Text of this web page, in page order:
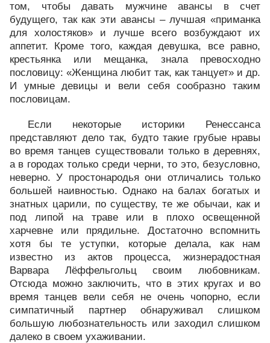
том, чтобы давать мужчине авансы в счет
будущего, так как эти авансы – лучшая «приманка
для холостяков» и лучше всего возбуждают их
аппетит. Кроме того, каждая девушка, все равно,
крестьянка или мещанка, знала превосходно
пословицу: «Женщина любит так, как танцует» и др.
И умные девицы и вели себя сообразно таким
пословицам.
Если некоторые историки Ренессанса
представляют дело так, будто такие грубые нравы
во время танцев существовали только в деревнях,
а в городах только среди черни, то это, безусловно,
неверно. У простонародья они отличались только
большей наивностью. Однако на балах богатых и
знатных царили, по существу, те же обычаи, как и
под липой на траве или в плохо освещенной
харчевне или прядильне. Достаточно вспомнить
хотя бы те уступки, которые делала, как нам
известно из актов процесса, жизнерадостная
Варвара Лёффельгольц своим любовникам.
Отсюда можно заключить, что в этих кругах и во
время танцев вели себя не очень чопорно, если
симпатичный партнер обнаруживал слишком
большую любознательность или заходил слишком
далеко в своем ухаживании.